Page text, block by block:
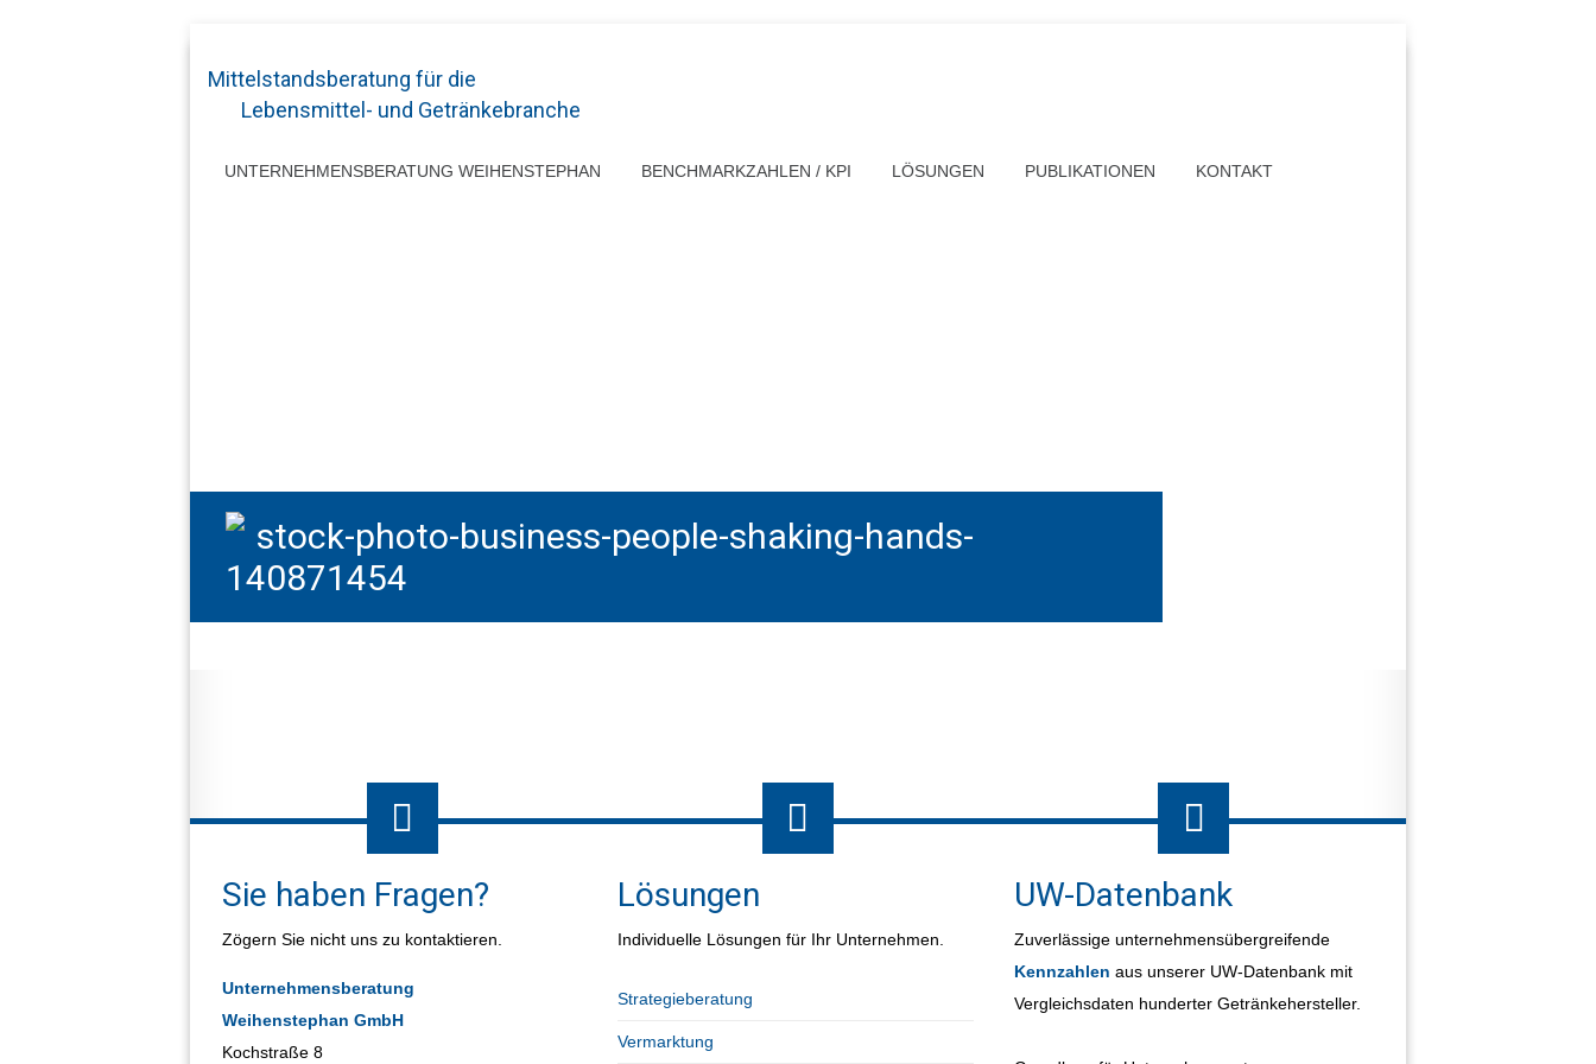
Mittelstandsberatung für die
Lebensmittel- und Getränkebranche
UNTERNEHMENSBERATUNG WEIHENSTEPHAN BENCHMARKZAHLEN / KPI LÖSUNGEN PUBLIKATIONEN KONTAKT
stock-photo-business-people-shaking-hands-
140871454
Sie haben Fragen?
Zögern Sie nicht uns zu kontaktieren.
Unternehmensberatung
Weihenstephan GmbH
Kochstraße 8
Lösungen
Individuelle Lösungen für Ihr Unternehmen.
Strategieberatung
Vermarktung
UW-Datenbank
Zuverlässige unternehmensübergreifende
Kennzahlen aus unserer UW-Datenbank mit
Vergleichsdaten hunderter Getränkehersteller.